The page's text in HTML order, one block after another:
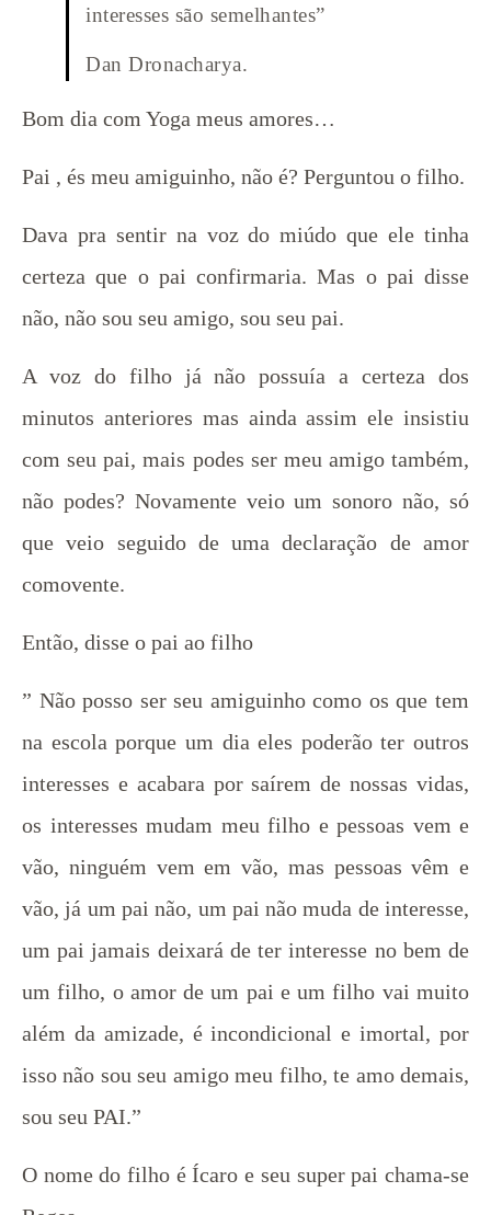
interesses são semelhantes”
Dan Dronacharya.
Bom dia com Yoga meus amores…
Pai , és meu amiguinho, não é? Perguntou o filho.
Dava pra sentir na voz do miúdo que ele tinha
certeza que o pai confirmaria. Mas o pai disse
não, não sou seu amigo, sou seu pai.
A voz do filho já não possuía a certeza dos
minutos anteriores mas ainda assim ele insistiu
com seu pai, mais podes ser meu amigo também,
não podes? Novamente veio um sonoro não, só
que veio seguido de uma declaração de amor
comovente.
Então, disse o pai ao filho
” Não posso ser seu amiguinho como os que tem
na escola porque um dia eles poderão ter outros
interesses e acabara por saírem de nossas vidas,
os interesses mudam meu filho e pessoas vem e
vão, ninguém vem em vão, mas pessoas vêm e
vão, já um pai não, um pai não muda de interesse,
um pai jamais deixará de ter interesse no bem de
um filho, o amor de um pai e um filho vai muito
além da amizade, é incondicional e imortal, por
isso não sou seu amigo meu filho, te amo demais,
sou seu PAI.”
O nome do filho é Ícaro e seu super pai chama-se